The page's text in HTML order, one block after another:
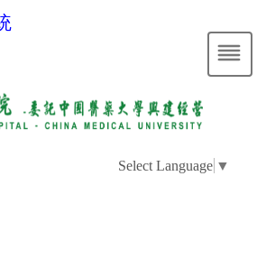
Select Language ▼